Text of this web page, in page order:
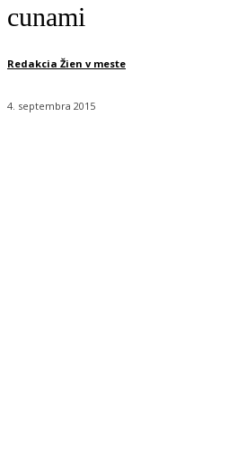
cunami
Redakcia Žien v meste
4. septembra 2015